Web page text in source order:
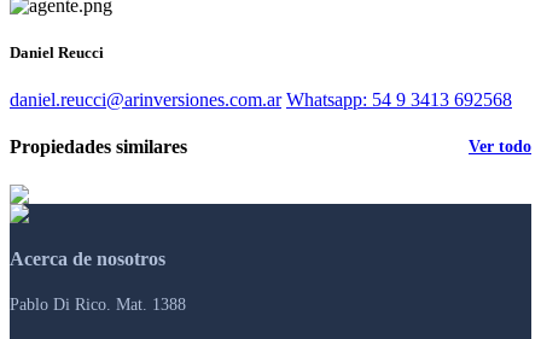
Daniel Reucci
daniel.reucci@arinversiones.com.ar Whatsapp: 54 9 3413 692568
Propiedades similares Ver todo
Acerca de nosotros
Pablo Di Rico. Mat. 1388